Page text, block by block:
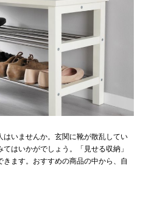
いませんか。玄関に靴が散乱してい
はいかがでしょう。「見せる収納」
ます。おすすめの商品の中から、自